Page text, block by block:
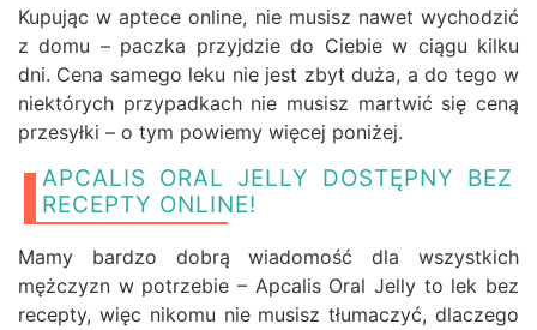
Kupując w aptece online, nie musisz nawet wychodzić
z domu – paczka przyjdzie do Ciebie w ciągu kilku
dni. Cena samego leku nie jest zbyt duża, a do tego w
niektórych przypadkach nie musisz martwić się ceną
przesyłki – o tym powiemy więcej poniżej.
APCALIS ORAL JELLY DOSTĘPNY BEZ
RECEPTY ONLINE!
Mamy bardzo dobrą wiadomość dla wszystkich
mężczyzn w potrzebie – Apcalis Oral Jelly to lek bez
recepty, więc nikomu nie musisz tłumaczyć, dlaczego